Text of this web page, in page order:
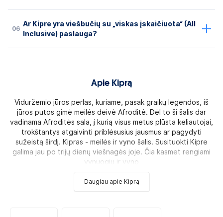
06
Ar Kipre yra viešbučių su „viskas įskaičiuota“ (All
Inclusive) paslauga?
Apie Kiprą
Viduržemio jūros perlas, kuriame, pasak graikų legendos, iš
jūros putos gimė meilės deivė Afroditė. Dėl to ši šalis dar
vadinama Afroditės sala, į kurią visus metus plūsta keliautojai,
trokštantys atgaivinti priblėsusius jausmus ar pagydyti
sužeistą širdį. Kipras - meilės ir vyno šalis. Susituokti Kipre
galima jau po trijų dienų viešnagės joje. Čia kasmet rengiami
vynuogių ir vyno
Daugiau apie Kiprą